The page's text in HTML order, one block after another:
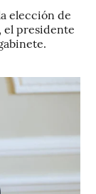
elección de
el presidente